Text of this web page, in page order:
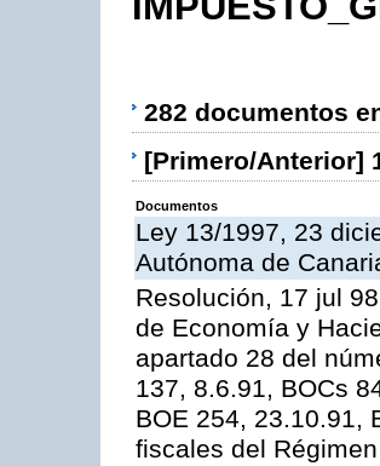
282 documentos
[Primero/Anterior]
Documentos
Ley 13/1997, 23
Autónoma de
Resolución, 17 jul
de Economía y
apartado 28 del
137, 8.6.91, BOCs
BOE 254, 23.10.91,
fiscales del